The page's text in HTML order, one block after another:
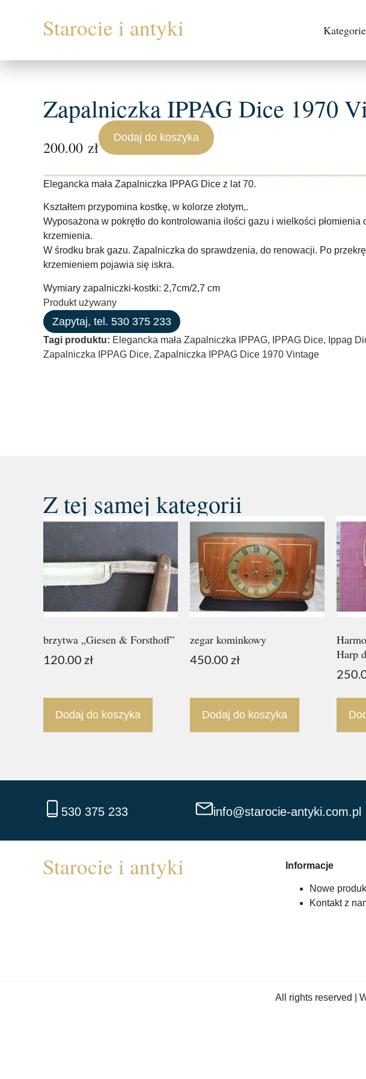
Zapalniczka IPPAG Dice 1970
200.00 zł
Dodaj do koszyka
Elegancka mała Zapalniczka IPPAG Dice z lat 70.
Kształtem przypomina kostkę, w kolorze złotym,.
Wyposażona w pokrętło do kontrolowania ilości gazu i wielkości płomienia
krzemienia.
W środku brak gazu. Zapalniczka do sprawdzenia, do renowacji. Po
krzemieniem pojawia się iskra.
Wymiary zapalniczki-kostki: 2,7cm/2,7 cm
Produkt używany
Zapytaj, tel. 530 375 233
Tagi produktu: Elegancka mała Zapalniczka IPPAG, IPPAG Dice, Ippag
Zapalniczka IPPAG Dice, Zapalniczka IPPAG Dice 1970 Vintage
Z tej samej kategorii
brzytwa „Giesen & Forsthoff”
120.00 zł
Dodaj do koszyka
zegar kominkowy
450.00 zł
Dodaj do koszyka
Harp
530 375 233 info@starocie-antyki.com.pl
Informacje
Nowe
Kontakt z
All rights reserved |